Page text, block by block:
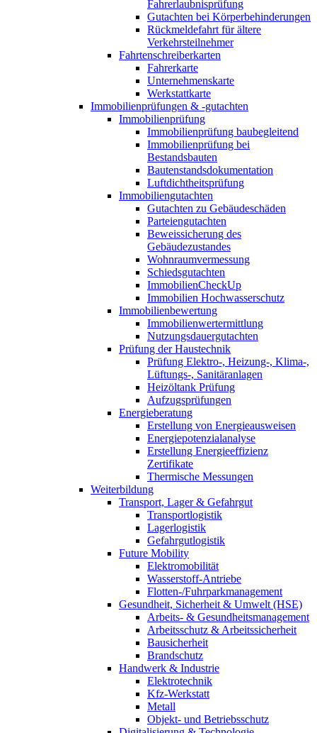
Fahrerlaubnisprüfung
Gutachten bei Körperbehinderungen
Rückmeldefahrt für ältere
Verkehrsteilnehmer
Fahrtenschreiberkarten
Fahrerkarte
Unternehmenskarte
Werkstattkarte
Immobilienprüfungen & -gutachten
Immobilienprüfung
Immobilienprüfung baubegleitend
Immobilienprüfung bei
Bestandsbauten
Bautenstandsdokumentation
Luftdichtheitsprüfung
Immobiliengutachten
Gutachten zu Gebäudeschäden
Parteiengutachten
Beweissicherung des
Gebäudezustandes
Wohnraumvermessung
Schiedsgutachten
ImmobilienCheckUp
Immobilien Hochwasserschutz
Immobilienbewertung
Immobilienwertermittlung
Nutzungsdauergutachten
Prüfung der Haustechnik
Prüfung Elektro-, Heizung-, Klima-,
Lüftungs-, Sanitäranlagen
Heizöltank Prüfung
Aufzugsprüfungen
Energieberatung
Erstellung von Energieausweisen
Energiepotenzialanalyse
Erstellung Energieeffizienz
Zertifikate
Thermische Messungen
Weiterbildung
Transport, Lager & Gefahrgut
Transportlogistik
Lagerlogistik
Gefahrgutlogistik
Future Mobility
Elektromobilität
Wasserstoff-Antriebe
Flotten-/Fuhrparkmanagement
Gesundheit, Sicherheit & Umwelt (HSE)
Arbeits- & Gesundheitsmanagement
Arbeitsschutz & Arbeitssicherheit
Bausicherheit
Brandschutz
Handwerk & Industrie
Elektrotechnik
Kfz-Werkstatt
Metall
Objekt- und Betriebsschutz